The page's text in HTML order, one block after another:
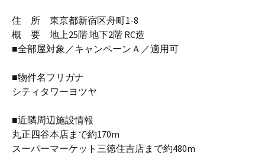
住 所 東京都新宿区舟町1-8
概 要 地上25階 地下2階 RC造
■全部屋対象／キャンペーンＡ／適用可
■物件名フリガナ
シティタワーヨツヤ
■近隣周辺施設情報
丸正四谷本店まで約170m
スーパーマーケット三徳住吉店まで約480m